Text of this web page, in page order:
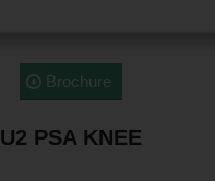
Brochure
U2 PSA KNEE